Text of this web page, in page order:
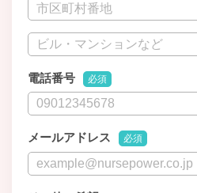
電話番号 必須
メールアドレス 必須